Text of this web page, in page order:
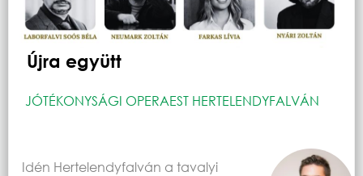
Újra együtt
JÓTÉKONYSÁGI OPERAEST HERTELENDYFALVÁN
Idén Hertelendyfalván a tavalyi